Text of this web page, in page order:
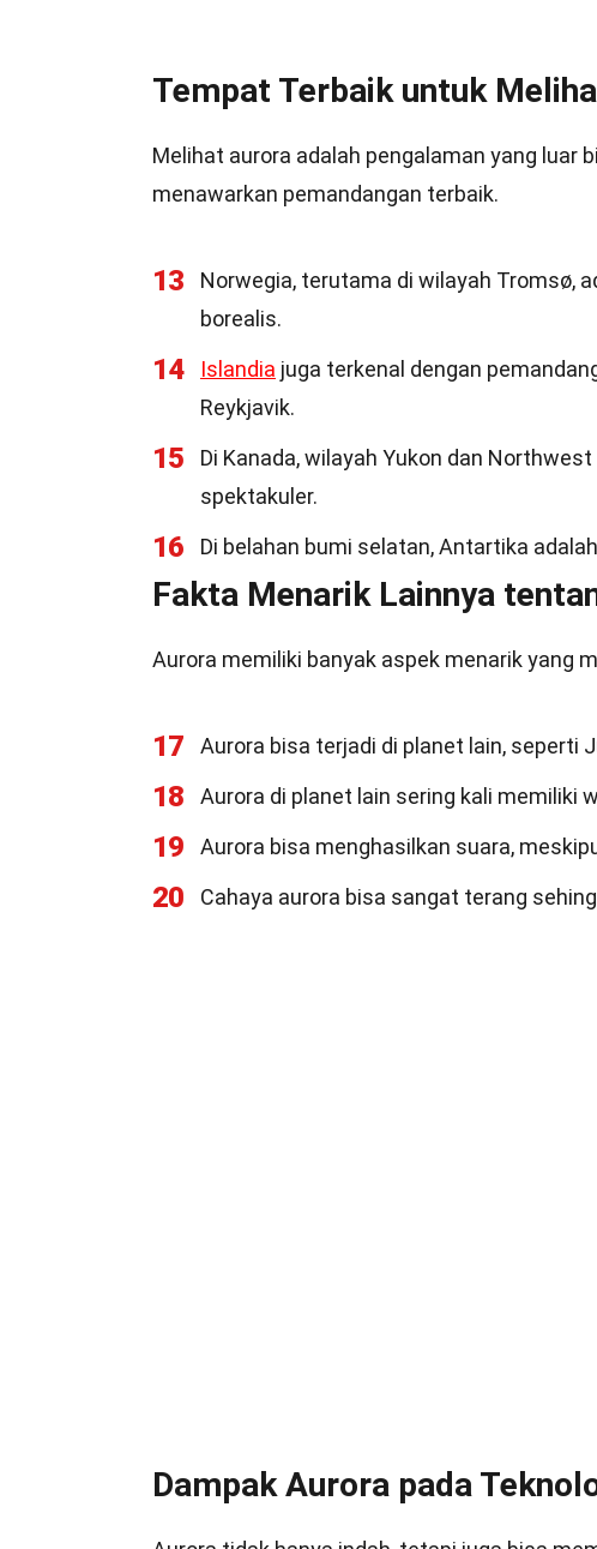
Tempat Terbaik untuk
Melihat aurora adalah pengalaman yang luar
menawarkan pemandangan terbaik.
13
Norwegia, terutama di wilayah Tromsø,
borealis.
14 Islandia juga terkenal dengan
Reykjavik.
15
Di Kanada, wilayah Yukon dan
spektakuler.
16 Di belahan bumi selatan, Antartika
Fakta Menarik Lainnya
Aurora memiliki banyak aspek menarik yang
17 Aurora bisa terjadi di planet lain, seperti
18 Aurora di planet lain sering kali memiliki
19 Aurora bisa menghasilkan suara,
20 Cahaya aurora bisa sangat terang
Dampak Aurora pada